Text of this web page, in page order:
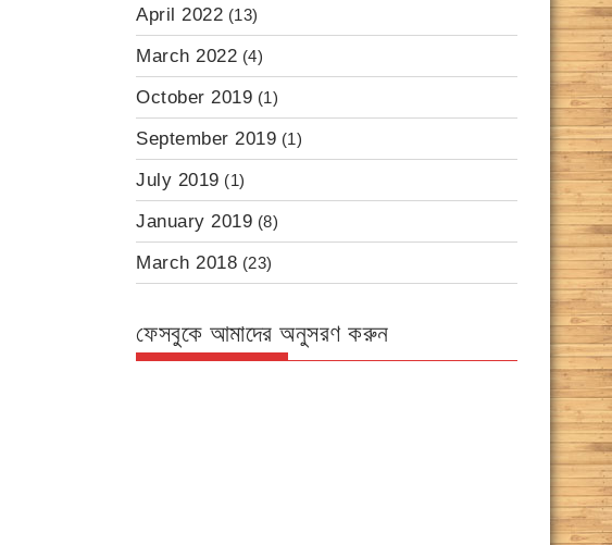
April 2022 (13)
March 2022 (4)
October 2019 (1)
September 2019 (1)
July 2019 (1)
January 2019 (8)
March 2018 (23)
ফেসবুকে আমাদের অনুসরণ করুন